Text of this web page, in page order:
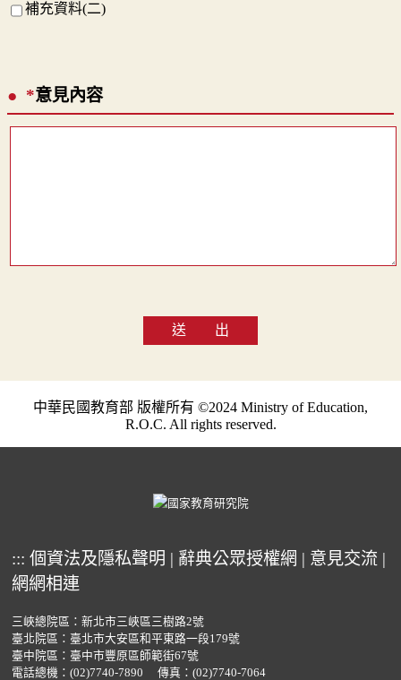
補充資料(二)
*意見內容
送 出
中華民國教育部 版權所有 ©2024 Ministry of Education,
R.O.C. All rights reserved.
::: 個資法及隱私聲明 | 辭典公眾授權網 | 意見交流 |
網網相連
三峽總院區：新北市三峽區三樹路2號
臺北院區：臺北市大安區和平東路一段179號
臺中院區：臺中市豐原區師範街67號
電話總機： (02)7740-7890 傳真：(02)7740-7064